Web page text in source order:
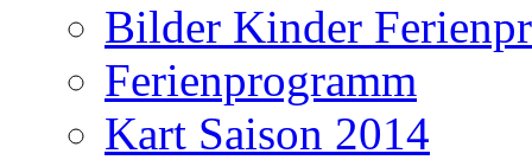
Bilder Kinder
Ferienprogramm
Kart Saison 2014